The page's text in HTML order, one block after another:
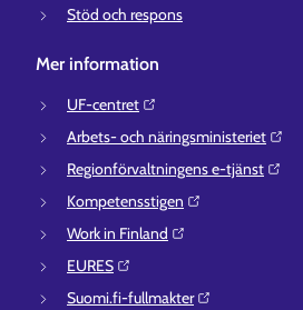
Stöd och respons
Mer information
UF-centret⁠
Arbets- och näringsministeriet⁠
Regionförvaltningens e-tjänst⁠
Kompetensstigen⁠
Work in Finland⁠
EURES⁠
Suomi.fi-fullmakter⁠